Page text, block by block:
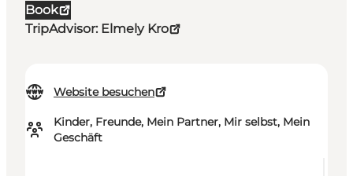
Book
TripAdvisor: Elmely Kro
Website besuchen
Kinder, Freunde, Mein Partner, Mir selbst, Mein
Geschäft